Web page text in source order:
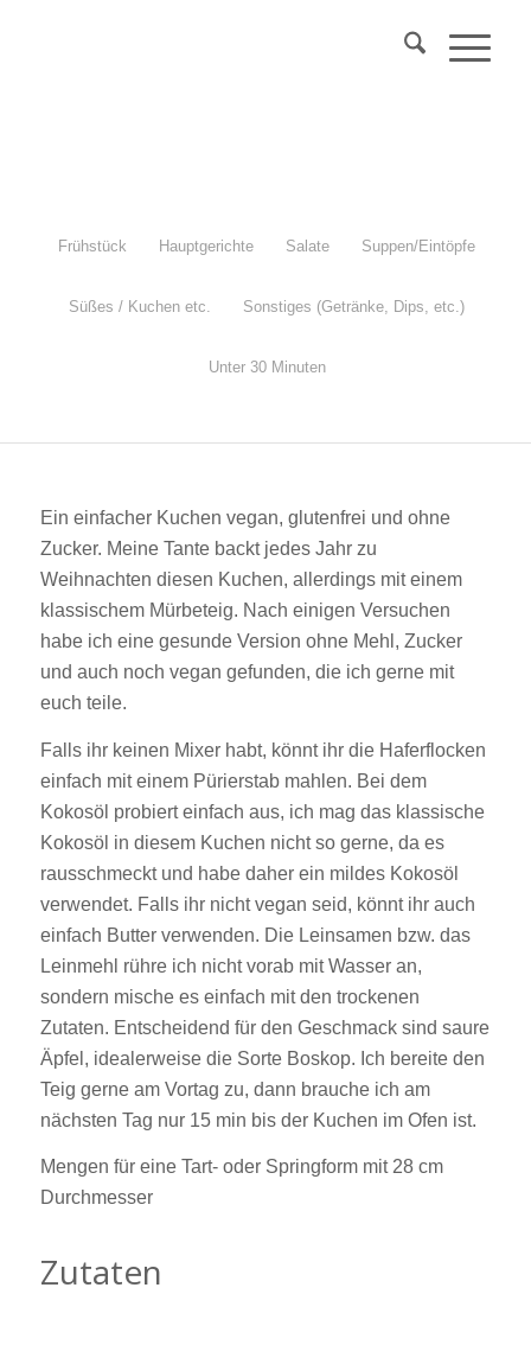
Frühstück Hauptgerichte Salate Suppen/Eintöpfe
Süßes / Kuchen etc. Sonstiges (Getränke, Dips, etc.)
Unter 30 Minuten
vegan, glutenfrei, zuckerfrei, einfach und schnell gemacht
Ein einfacher Kuchen vegan, glutenfrei und ohne
Zucker. Meine Tante backt jedes Jahr zu
Weihnachten diesen Kuchen, allerdings mit einem
klassischem Mürbeteig. Nach einigen Versuchen
habe ich eine gesunde Version ohne Mehl, Zucker
und auch noch vegan gefunden, die ich gerne mit
euch teile.
Falls ihr keinen Mixer habt, könnt ihr die Haferflocken
einfach mit einem Pürierstab mahlen. Bei dem
Kokosöl probiert einfach aus, ich mag das klassische
Kokosöl in diesem Kuchen nicht so gerne, da es
rausschmeckt und habe daher ein mildes Kokosöl
verwendet. Falls ihr nicht vegan seid, könnt ihr auch
einfach Butter verwenden. Die Leinsamen bzw. das
Leinmehl rühre ich nicht vorab mit Wasser an,
sondern mische es einfach mit den trockenen
Zutaten. Entscheidend für den Geschmack sind saure
Äpfel, idealerweise die Sorte Boskop. Ich bereite den
Teig gerne am Vortag zu, dann brauche ich am
nächsten Tag nur 15 min bis der Kuchen im Ofen ist.
Mengen für eine Tart- oder Springform mit 28 cm
Durchmesser
Zutaten